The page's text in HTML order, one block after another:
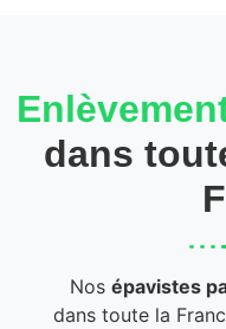
dans
Nosépavistes
dans toute la